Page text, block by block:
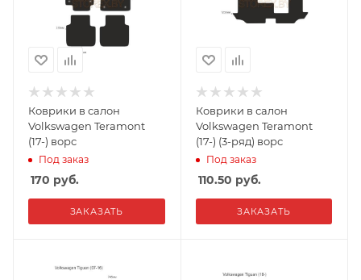
Коврики в салон
Volkswagen Teramont
(17-) ворс
Под заказ
170 руб.
ЗАКАЗАТЬ
Коврики в салон
Volkswagen Teramont
(17-) (3-ряд) ворс
Под заказ
110.50 руб.
ЗАКАЗАТЬ